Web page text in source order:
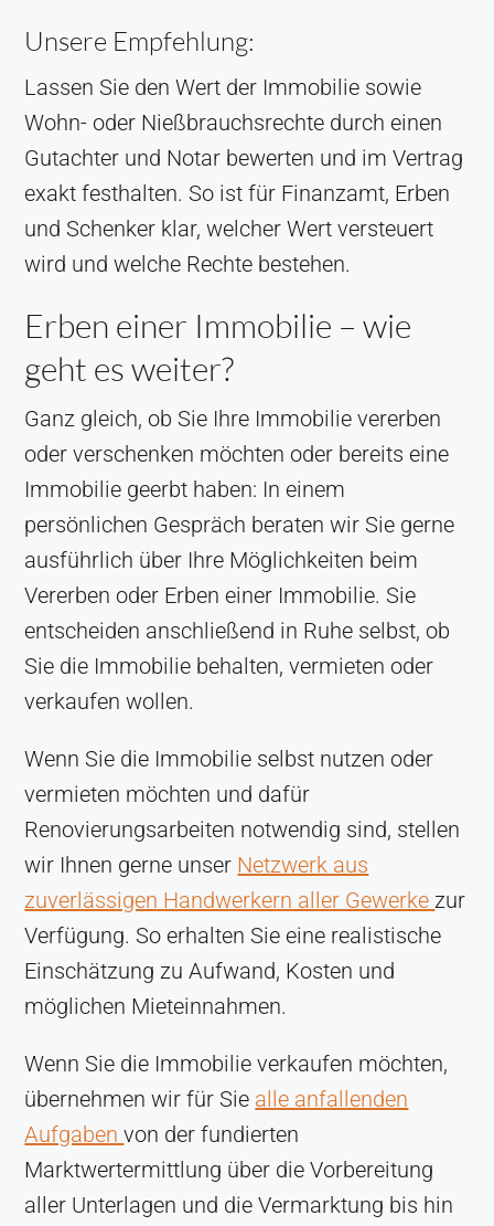
Unsere Empfehlung:
Lassen Sie den Wert der Immobilie sowie
Wohn- oder Nießbrauchsrechte durch einen
Gutachter und Notar bewerten und im Vertrag
exakt festhalten. So ist für Finanzamt, Erben
und Schenker klar, welcher Wert versteuert
wird und welche Rechte bestehen.
Erben einer Immobilie – wie
geht es weiter?
Ganz gleich, ob Sie Ihre Immobilie vererben
oder verschenken möchten oder bereits eine
Immobilie geerbt haben: In einem
persönlichen Gespräch beraten wir Sie gerne
ausführlich über Ihre Möglichkeiten beim
Vererben oder Erben einer Immobilie. Sie
entscheiden anschließend in Ruhe selbst, ob
Sie die Immobilie behalten, vermieten oder
verkaufen wollen.
Wenn Sie die Immobilie selbst nutzen oder
vermieten möchten und dafür
Renovierungsarbeiten notwendig sind, stellen
wir Ihnen gerne unser Netzwerk aus
zuverlässigen Handwerkern aller Gewerkezur
Verfügung. So erhalten Sie eine realistische
Einschätzung zu Aufwand, Kosten und
möglichen Mieteinnahmen.
Wenn Sie die Immobilie verkaufen möchten,
übernehmen wir für Sie alle anfallenden
Aufgabenvon der fundierten
Marktwertermittlung über die Vorbereitung
aller Unterlagen und die Vermarktung bis hin